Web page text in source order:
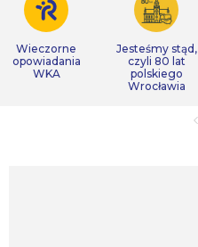
Wieczorne
opowiadania
WKA
Jesteśmy stąd,
czyli 80 lat
polskiego
Wrocławia